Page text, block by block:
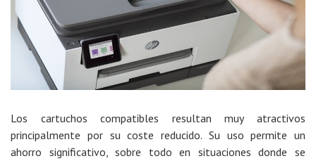
Los cartuchos compatibles resultan muy atractivos
principalmente por sucoste reducido. Su uso permite un
ahorro significativo, sobre todo en situaciones donde se